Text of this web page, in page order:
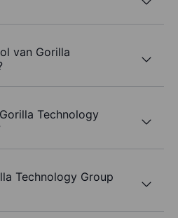
van Gorilla
Technology
Technology Group